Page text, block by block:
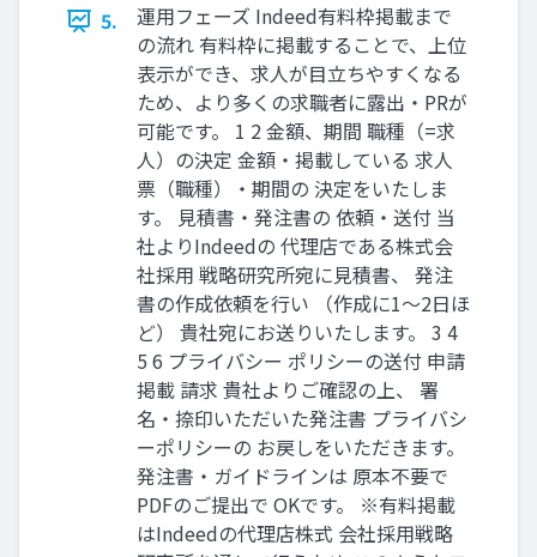
5.
運⽤フェーズ Indeed有料枠掲載まで
の流れ 有料枠に掲載することで、上位
表⽰ができ、求⼈が⽬⽴ちやすくなる
ため、より多くの求職者に露出‧PRが
可能です。 1 2 ⾦額、期間 職種（=求
⼈）の決定 ⾦額‧掲載している 求⼈
票（職種）‧期間の 決定をいたしま
す。 ⾒積書‧発注書の 依頼‧送付 当
社よりIndeedの 代理店である株式会
社採⽤ 戦略研究所宛に⾒積書、 発注
書の作成依頼を⾏い （作成に1〜2⽇ほ
ど） 貴社宛にお送りいたします。 3 4
5 6 プライバシー ポリシーの送付 申請
掲載 請求 貴社よりご確認の上、 署
名‧捺印いただいた発注書 プライバシ
ーポリシーの お戻しをいただきます。
発注書‧ガイドラインは 原本不要で
PDFのご提出で OKです。 ※有料掲載
はIndeedの代理店株式 会社採⽤戦略